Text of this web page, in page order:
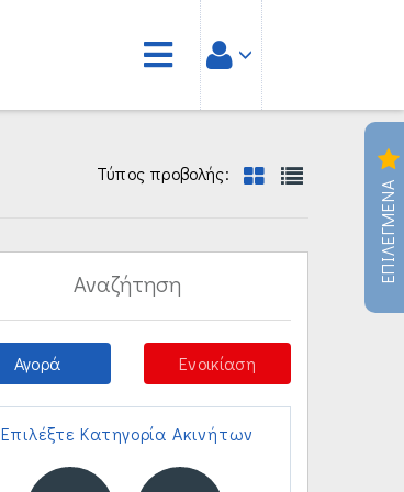
ΕΠΙΛΕΓΜΕΝΑ
Τύπος προβολής:
Αναζήτηση
Αγορά Ενοικίαση
Επιλέξτε Κατηγορία Ακινήτων